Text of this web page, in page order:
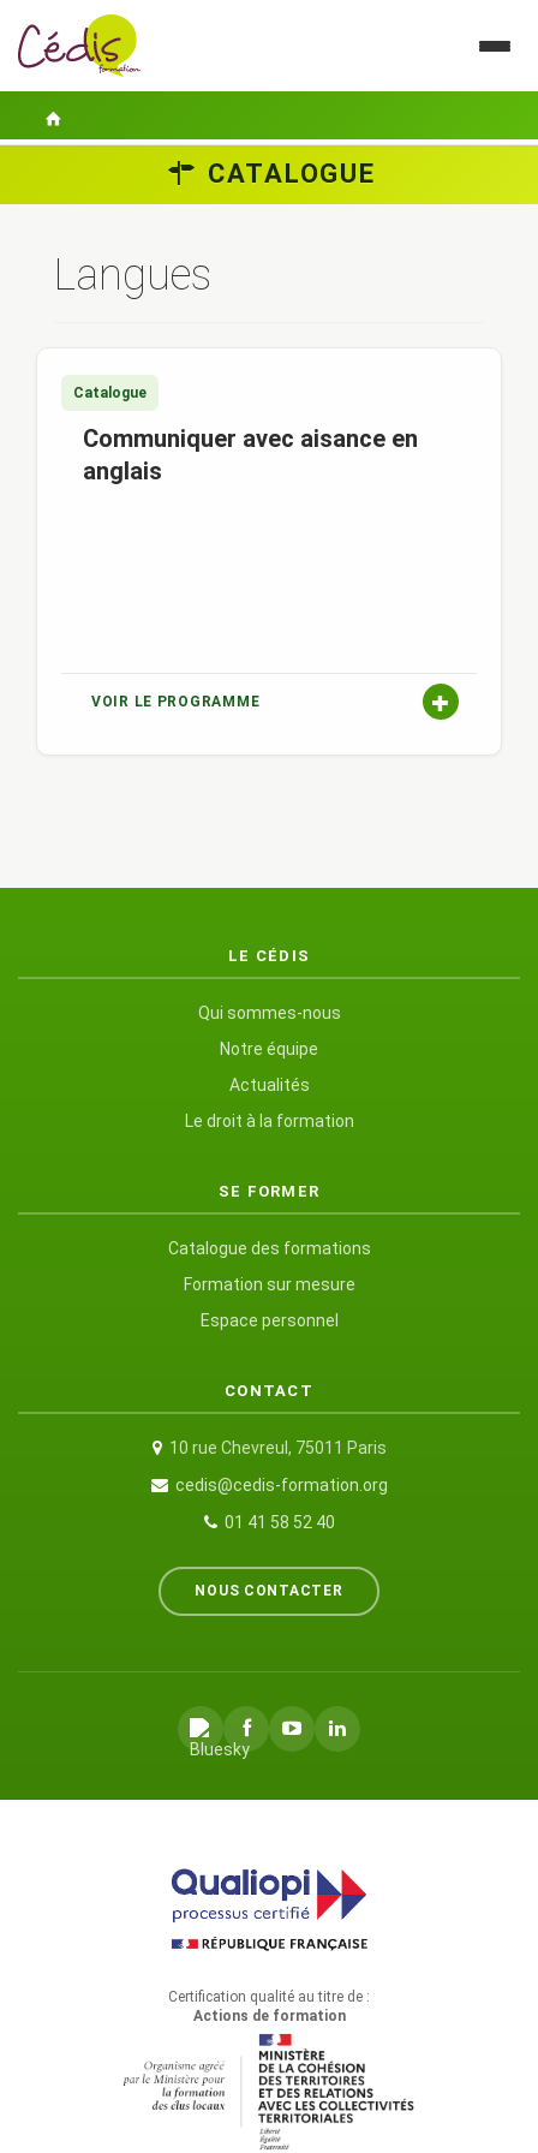
ACTUALITÉS
GUIDES PRATIQUES
CONTACT
ESPACE PERSONNEL
CATALOGUE
Langues
Catalogue
Communiquer avec aisance en
anglais
VOIR LE PROGRAMME
LE CÉDIS
Qui sommes-nous
Notre équipe
Actualités
Le droit à la formation
SE FORMER
Catalogue des formations
Formation sur mesure
Espace personnel
CONTACT
10 rue Chevreul, 75011 Paris
cedis@cedis-formation.org
01 41 58 52 40
NOUS CONTACTER
Certification qualité au titre de :
Actions de formation